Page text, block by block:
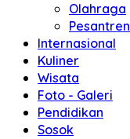
Olahraga
Pesantren
Internasional
Kuliner
Wisata
Foto - Galeri
Pendidikan
Sosok